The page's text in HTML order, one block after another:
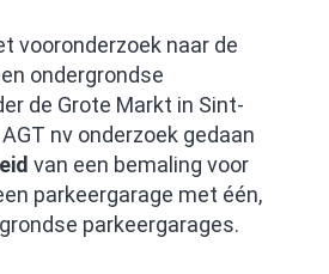
vooronderzoek naar de
ondergrondse
de Grote Markt in Sint-
nv onderzoek gedaan
van een bemaling voor
parkeergarage met één,
parkeergarages.